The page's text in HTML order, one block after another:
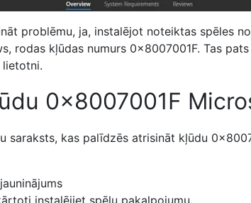
problēmu, ja, instalējot noteiktas spēles
rodas kļūdas numurs 0x8007001F. Tas
lietotni.
0x8007001F
saraksts, kas palīdzēs atrisināt kļūdu
instalējiet spēļu pakalpojumu.